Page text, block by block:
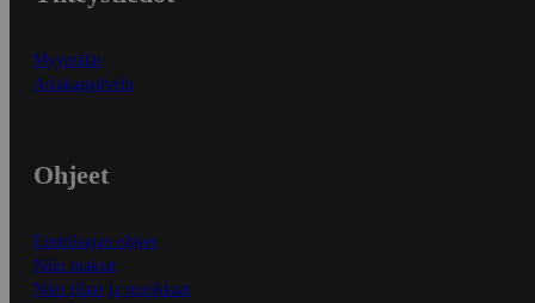
Myymälät
Asiakaspalvelu
Ohjeet
Ensitilaajan ohjeet
Näin maksat
Näin tilaat ja muokkaat